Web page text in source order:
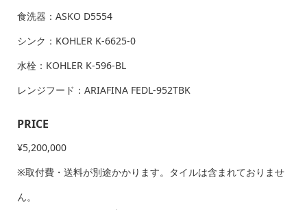
食洗器：ASKO D5554
シンク：KOHLER K-6625-0
水栓：KOHLER K-596-BL
レンジフード：ARIAFINA FEDL-952TBK
PRICE
¥5,200,000
※取付費・送料が別途かかります。タイルは含まれておりませ
ん。